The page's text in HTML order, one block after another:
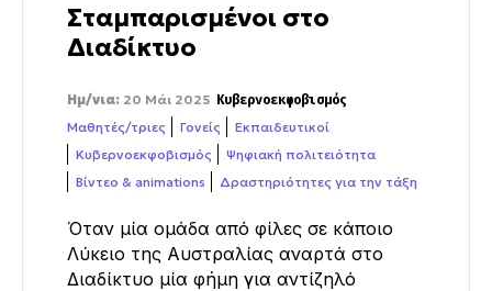
Σταμπαρισμένοι στο
Διαδίκτυο
Ημ/νια: 20 Μάι 2025 Κυβερνοεκφοβισμός
Μαθητές/τριες Γονείς
Εκπαιδευτικοί
Κυβερνοεκφοβισμός
Ψηφιακή πολιτειότητα
Βίντεο & animations
Δραστηριότητες για την τάξη
Όταν μία ομάδα από φίλες σε κάποιο
Λύκειο της Αυστραλίας αναρτά στο
Διαδίκτυο μία φήμη για αντίζηλό